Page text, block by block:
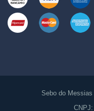
Sebo do